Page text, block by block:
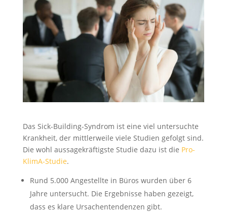
Das Sick-Building-Syndrom ist eine viel untersuchte
Krankheit, der mittlerweile viele Studien gefolgt sind.
Die wohl aussagekräftigste Studie dazu ist die Pro-
KlimA-Studie.
Rund 5.000 Angestellte in Büros wurden über 6
Jahre untersucht. Die Ergebnisse haben gezeigt,
dass es klare Ursachentendenzen gibt.